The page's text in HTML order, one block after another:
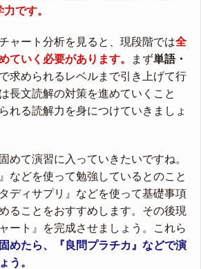
です。
ャート分析を見ると、現段階では全
ていく必要があります。
まず単語・
求められるレベルまで引き上げて行
長文読解の対策を進めていくこと
れる読解力を身につけていきましょ
めて演習に入っていきたいですね。
などを使って勉強しているとのこと
ディサプリ』などを使って基礎事項
ることをおすすめします。その後現
ート』を完成させましょう。これら
めたら、『良問プラチカ』などで演
う。